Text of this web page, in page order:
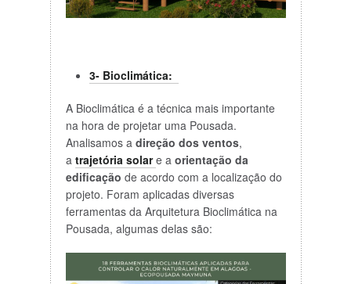
3- Bioclimática:
A Bioclimática é a técnica mais importante
na hora de projetar uma Pousada.
Analisamos a direção dos ventos,
a trajetória solar e a orientação da
edificação de acordo com a localização do
projeto. Foram aplicadas diversas
ferramentas da Arquitetura Bioclimática na
Pousada, algumas delas são: